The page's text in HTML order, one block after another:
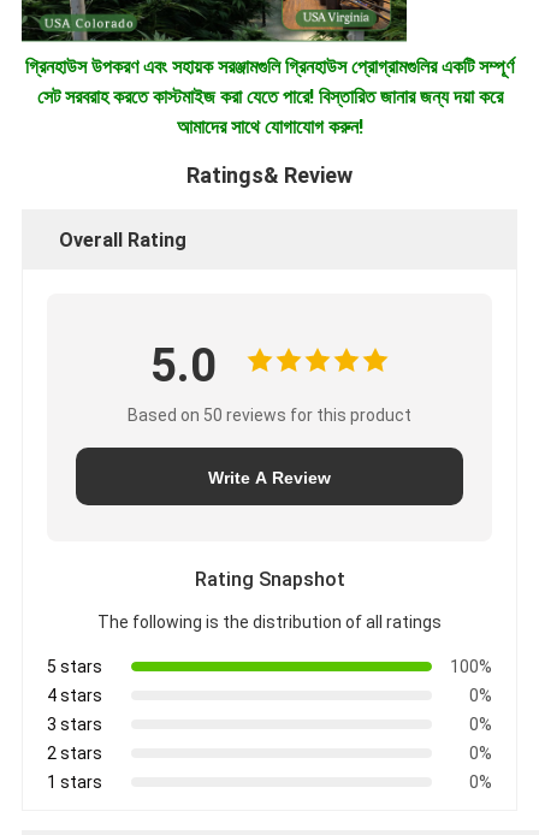
গ্রিনহাউস উপকরণ এবং সহায়ক সরঞ্জামগুলি গ্রিনহাউস প্রোগ্রামগুলির একটি সম্পূর্ণ
সেট সরবরাহ করতে কাস্টমাইজ করা যেতে পারে! বিস্তারিত জানার জন্য দয়া করে
আমাদের সাথে যোগাযোগ করুন!
Ratings& Review
Overall Rating
5.0
Based on 50 reviews for this product
Write A Review
Rating Snapshot
The following is the distribution of all ratings
5 stars
100%
4 stars
0%
3 stars
0%
2 stars
0%
1 stars
0%